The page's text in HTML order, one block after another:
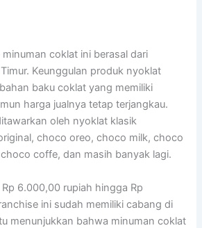
coklat ini berasal dari
Keunggulan produk nyoklat
baku coklat yang memiliki
harga jualnya tetap terjangkau.
oleh nyoklat klasik
choco oreo, choco milk, choco
coffe, dan masih banyak lagi.
6.000,00 rupiah hingga Rp
ini sudah memiliki cabang di
menunjukkan bahwa minuman coklat